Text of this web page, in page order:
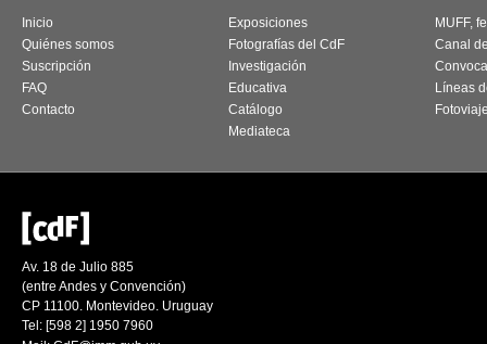
Inicio
Quiénes somos
Suscripción
FAQ
Contacto
Exposiciones
Fotografías del CdF
Investigación
Educativa
Catálogo
Mediateca
MUFF,
Canal
Líneas
Av. 18 de Julio 885
(entre Andes y Convención)
CP 11100. Montevideo. Uruguay
Tel: [598 2] 1950 7960